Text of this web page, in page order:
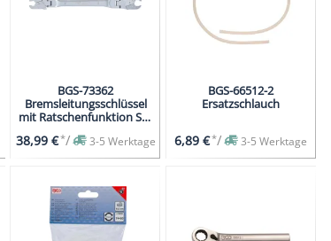
BGS-73362
Bremsleitungsschlüssel
mit Ratschenfunktion SW
38,99 €*/ 3-5 Werktage
BGS-66512-2
Ersatzschlauch
6,89 €*/ 3-5 Werktage